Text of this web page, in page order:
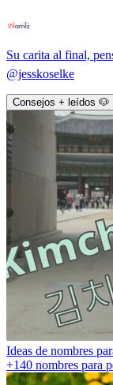
Su carita al final,
@jesskoselke
Consejos + leídos 🐶
Ideas de nombres
+140 nombres para